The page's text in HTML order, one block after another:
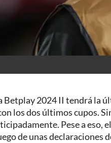
Betplay 2024 II tendrá la
los dos últimos cupos.
Pese a eso,
de unas declaraciones